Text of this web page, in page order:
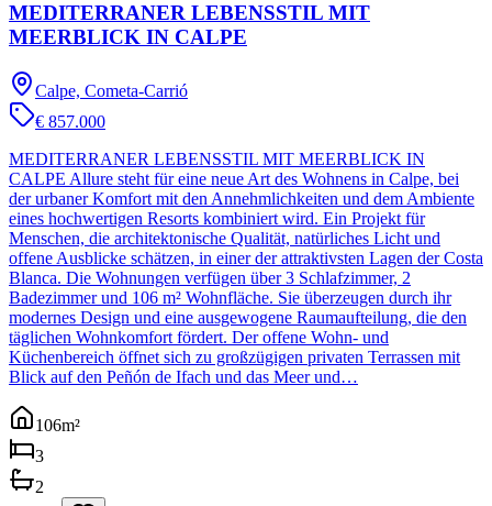
MEDITERRANER LEBENSSTIL MIT
MEERBLICK IN CALPE
Calpe, Cometa-Carrió
€ 857.000
MEDITERRANER LEBENSSTIL MIT MEERBLICK IN
CALPE Allure steht für eine neue Art des Wohnens in Calpe, bei
der urbaner Komfort mit den Annehmlichkeiten und dem Ambiente
eines hochwertigen Resorts kombiniert wird. Ein Projekt für
Menschen, die architektonische Qualität, natürliches Licht und
offene Ausblicke schätzen, in einer der attraktivsten Lagen der Costa
Blanca. Die Wohnungen verfügen über 3 Schlafzimmer, 2
Badezimmer und 106 m² Wohnfläche. Sie überzeugen durch ihr
modernes Design und eine ausgewogene Raumaufteilung, die den
täglichen Wohnkomfort fördert. Der offene Wohn- und
Küchenbereich öffnet sich zu großzügigen privaten Terrassen mit
Blick auf den Peñón de Ifach und das Meer und…
106m²
3
2